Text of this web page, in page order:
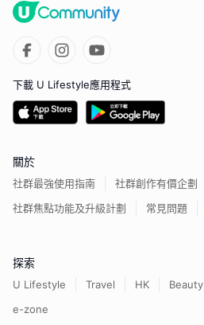
下載 U Lifestyle應用程式
關於
社群最強使用指南
社群創作有價企劃
社群焦點功能及升級計劃
常見問題
探索
U Lifestyle Travel HK Beauty
e-zone